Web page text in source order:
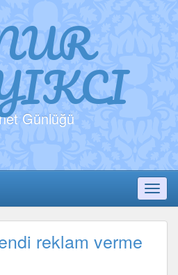
Günlüğü
reklam verme